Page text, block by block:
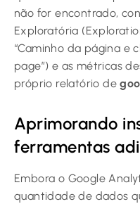
não for encontrado,
Exploratória
“Caminho da página e
page”) e as métricas
próprio relatório de
Aprimorando
ferramentas
Embora o Google
quantidade de dados